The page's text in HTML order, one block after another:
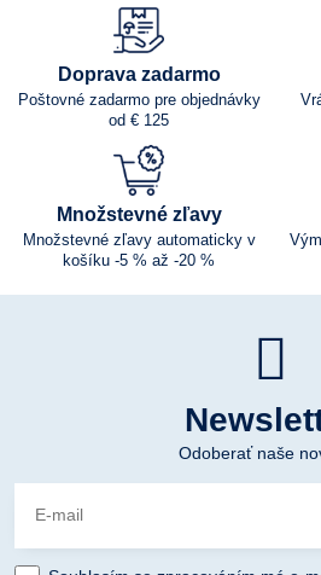
Doprava zadarmo
Poštovné zadarmo pre objednávky
od € 125
Množstevné zľavy
Množstevné zľavy automaticky v
košíku -5 % až -20 %
Odoberať naše